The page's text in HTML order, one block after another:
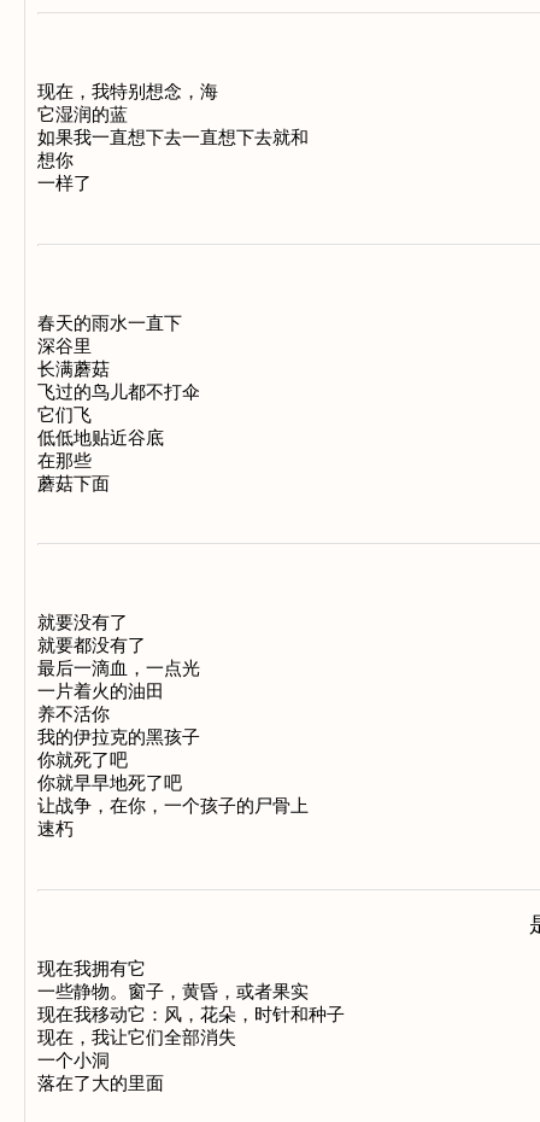
现在，我特别想念，海
它湿润的蓝
如果我一直想下去一直想下去就和
想你
春天的雨水一直下
深谷里
长满蘑菇
飞过的鸟儿都不打伞
它们飞
低低地贴近谷底
在那些
就要没有了
就要都没有了
最后一滴血，一点光
一片着火的油田
养不活你
我的伊拉克的黑孩子
你就死了吧
你就早早地死了吧
让战争，在你，一个孩子的尸骨上
现在我拥有它
一些静物。窗子，黄昏，或者果实
现在我移动它：风，花朵，时针和种子
现在，我让它们全部消失
一个小洞